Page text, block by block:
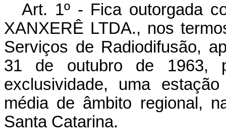
Art. 1º - Fica outorgada
XANXERÊ LTDA., nos
Serviços de Radiodifusão,
31 de outubro de 1963,
exclusividade, uma
média de âmbito regional,
Santa Catarina.